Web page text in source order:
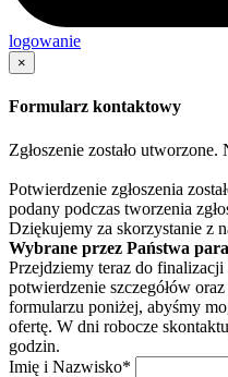
logowanie
×
Formularz kontaktowy
Zgłoszenie zostało
Potwierdzenie zgłoszenia
podany podczas tworzenia
Dziękujemy za skorzystanie z
Wybrane przez Państwa
Przejdziemy teraz do
potwierdzenie szczegółów
formularzu poniżej, abyśmy
ofertę. W dni robocze
godzin.
Imię i Nazwisko*